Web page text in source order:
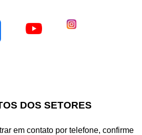
DOS SETORES
em contato por telefone, confirme